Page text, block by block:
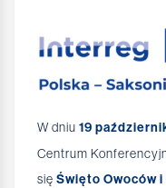
W dniu 19
Centrum
się Święto Owoców i